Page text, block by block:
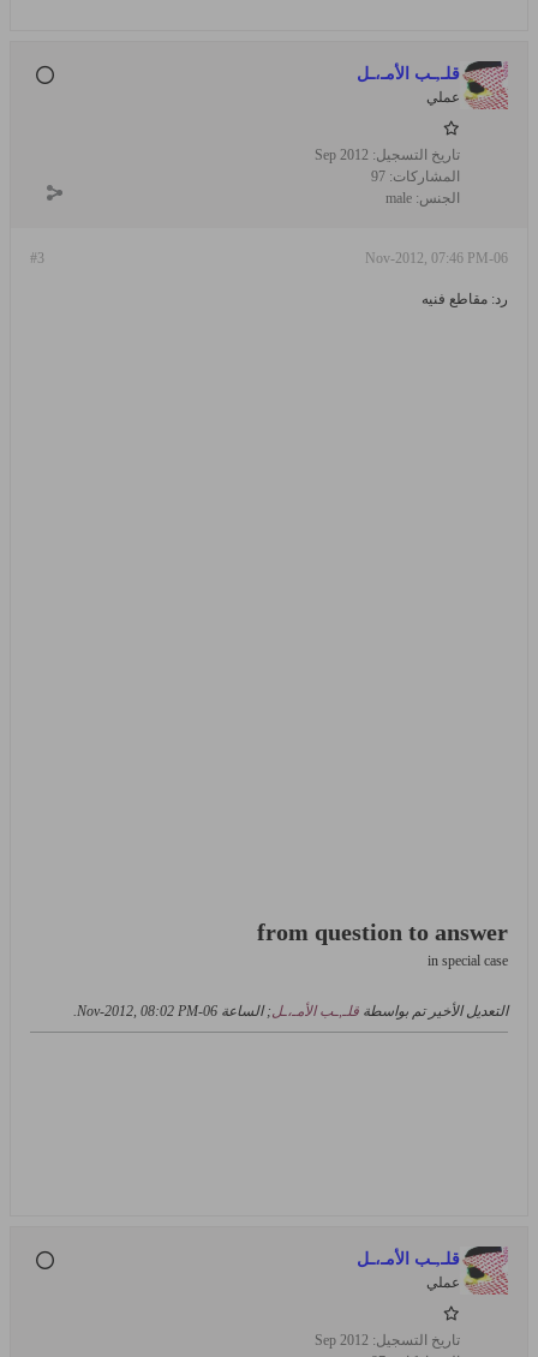
قلـ,ـب الأمـ،ـل
عملي
تاريخ التسجيل: Sep 2012
المشاركات: 97
الجنس: male
#3 06-Nov-2012, 07:46 PM
رد: مقاطع فنيه
from question to answer
in special case
التعديل الأخير تم بواسطة قلـ,ـب الأمـ،ـل; الساعة 06-Nov-2012, 08:02 PM
.
قلـ,ـب الأمـ،ـل
عملي
تاريخ التسجيل: Sep 2012